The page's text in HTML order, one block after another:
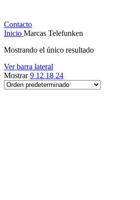
Contacto
Inicio Marcas Telefunken
Mostrando el único resultado
Ver barra lateral
Mostrar9 12 18 24